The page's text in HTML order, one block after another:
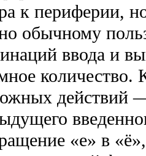
к периферии,
обычному
ввода и
количество.
действий
«е» в